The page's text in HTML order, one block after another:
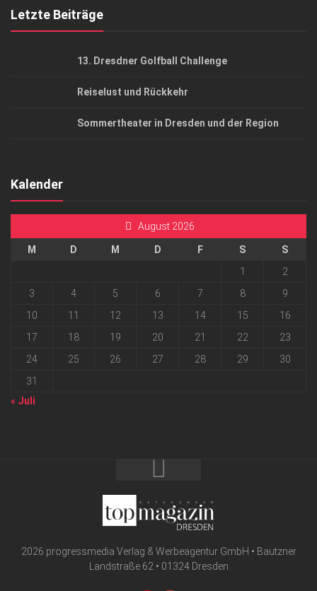
Letzte Beiträge
13. Dresdner Golfball Challenge
Reiselust und Rückkehr
Sommertheater in Dresden und der Region
Kalender
August 2026
M D M D F S
S
1
2
3
4 5 6 7 8
9
10
11 12 13 14 15
16
17
18 19 20 21 22
23
24
25 26 27 28 29
30
31
« Juli
2026 progressmedia Verlag & Werbeagentur GmbH • Bautzner
Landstraße 62 • 01324 Dresden